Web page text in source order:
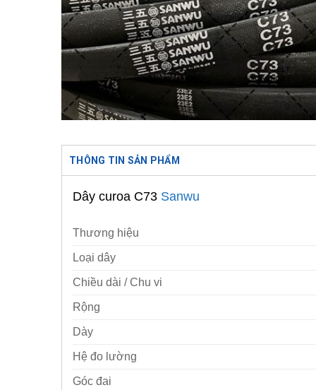
THÔNG TIN SẢN PHẨM
Dây curoa C73 Sanwu
Thương hiệu
Loại dây
Chiều dài / Chu vi
Rộng
Dày
Hệ đo lường
Góc đai